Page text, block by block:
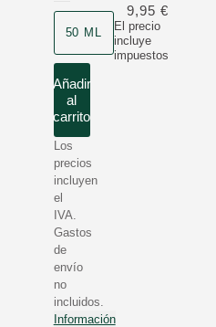
50 ML
El precio
incluye
impuestos
9,95 €
Añadir
al
carrito
Los
precios
incluyen
el
IVA.
Gastos
de
envío
no
incluidos.
Información